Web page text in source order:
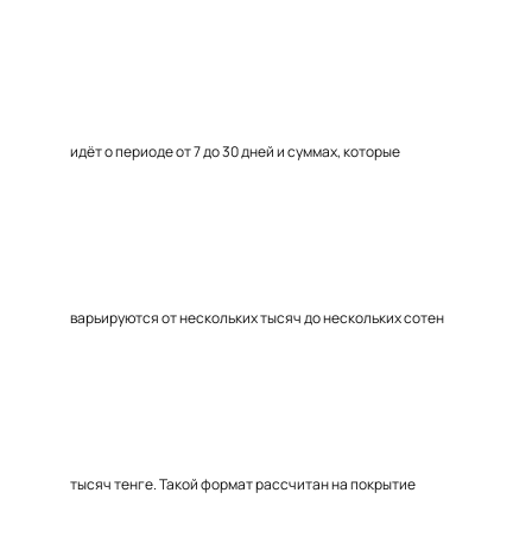
идёт о периоде от 7 до 30 дней и суммах, которые
варьируются от нескольких тысяч до нескольких сотен
тысяч тенге. Такой формат рассчитан на покрытие